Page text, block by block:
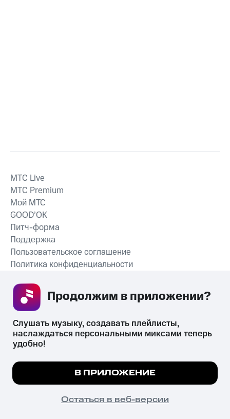
СКАЧАТЬ ПРИЛОЖЕНИЕ
MTС Live
MTС Premium
Мой МТС
GOOD’OK
Питч-форма
Поддержка
Пользовательское соглашение
Политика конфиденциальности
психотропных веществ, их аналогов причиняет вред здоровью,
их незаконный оборот запрещён и влечёт установленную
законодательством ответственность.
© 2026 ООО «КИОН».
Все права защищены
Мы используем куки, чтобы на сайте все
Подробнее
ПОНЯТНО
Слушать музыку, создавать плейлисты,
наслаждаться персональными миксами теперь
удобно!
В ПРИЛОЖЕНИЕ
Остаться в веб-версии